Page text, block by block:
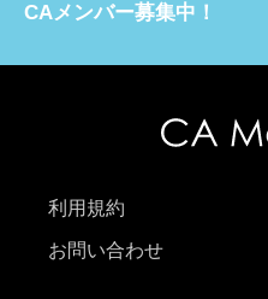
CAメンバー募集中！
利用規約
お問い合わせ